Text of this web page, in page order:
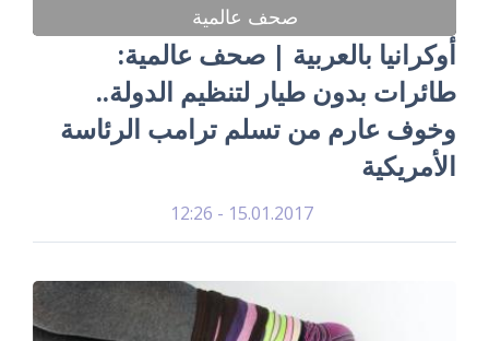
صحف عالمية
أوكرانيا بالعربية | صحف عالمية:
طائرات بدون طيار لتنظيم الدولة..
وخوف عارم من تسلم ترامب الرئاسة
الأمريكية
15.01.2017 - 12:26